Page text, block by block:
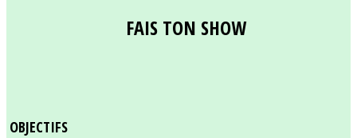
FAIS TON SHOW
OBJECTIFS